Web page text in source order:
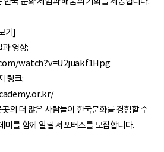
기]
영상:
watch?v=U2juakf1Hpg
링크:
의 더 많은 사람들이 한국문화를 경험할 수
를 함께 알릴 서포터즈를 모집합니다.